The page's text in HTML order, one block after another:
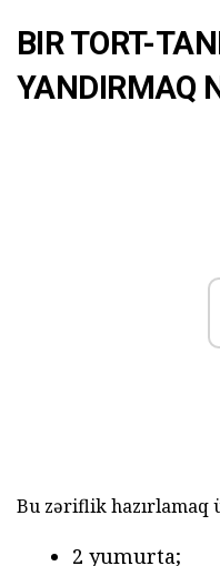
BIR TORT-
YANDIRMAQ
Bu zəriflik hazırlamaq
2 yumurta;